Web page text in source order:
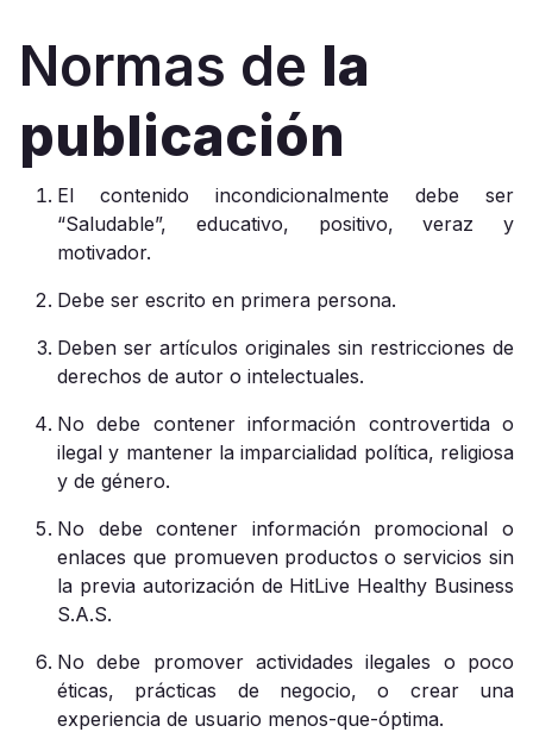
Normas de la
publicación
El contenido incondicionalmente debe ser
“Saludable”, educativo, positivo, veraz y
motivador.
Debe ser escrito en primera persona.
Deben ser artículos originales sin restricciones de
derechos de autor o intelectuales.
No debe contener información controvertida o
ilegal y mantener la imparcialidad política, religiosa
y de género.
No debe contener información promocional o
enlaces que promueven productos o servicios sin
la previa autorización de HitLive Healthy Business
S.A.S.
No debe promover actividades ilegales o poco
éticas, prácticas de negocio, o crear una
experiencia de usuario menos-que-óptima.